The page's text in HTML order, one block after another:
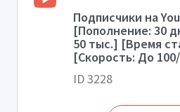
Подписчики на
[Пополнение: 30
50 тыс.] [Время
[Скорость: До
ID 3228